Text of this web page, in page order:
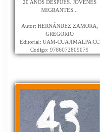
20 AÑOS DESPUÉS. JÓVENES
MIGRANTES...
Autor: HERNÁNDEZ ZAMORA,
GREGORIO
Editorial: UAM-CUAJIMALPA CC
Codigo: 9786072809079